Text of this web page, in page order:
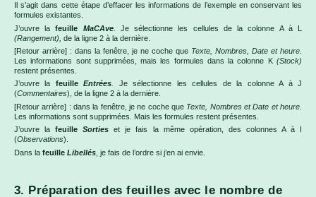
Il s’agit dans cette étape d’effacer les informations de l’exemple en conservant les
formules existantes.
J’ouvre lafeuille MaCAve. Je sélectionne les cellules de la colonne A à L
(Rangement), de la ligne 2 à la dernière.
[Retour arrière] : dans la fenêtre, je ne coche que Texte, Nombres, Date et heure
Les informations sont supprimées, mais les formules dans la colonne K (Stock)
restent présentes.
J’ouvre la feuilleEntrées
Je sélectionne les cellules de la colonne A à J
(Commentaires), de la ligne 2 à la dernière.
[Retour arrière] : dans la fenêtre, je ne coche que Texte, Nombres et Date et heure
Les informations sont supprimées. Mais les formules restent présentes.
J’ouvre lafeuilleSorties
et je fais la même opération, des colonnes A à I
(Observations).
Dans la feuille Libellés , je fais de l’ordre si j’en ai envie.
3. Préparation des feuilles avec le nombre de